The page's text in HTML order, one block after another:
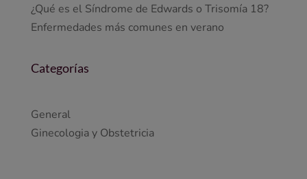
¿Qué es el Síndrome de Edwards o Trisomía 18?
Enfermedades más comunes en verano
Categorías
General
Ginecologia y Obstetricia